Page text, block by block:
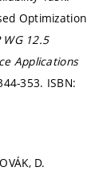
Optimization
12.5
Applications
353. ISBN:
D.